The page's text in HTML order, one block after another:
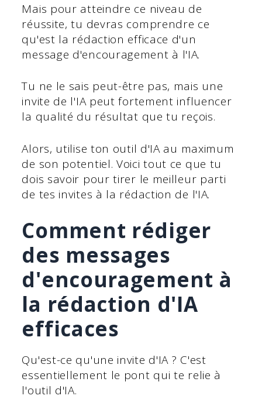
Mais pour atteindre ce niveau de
réussite, tu devras comprendre ce
qu'est la rédaction efficace d'un
message d'encouragement à l'IA.
Tu ne le sais peut-être pas, mais une
invite de l'IA peut fortement influencer
la qualité du résultat que tu reçois.
Alors, utilise ton outil d'IA au maximum
de son potentiel. Voici tout ce que tu
dois savoir pour tirer le meilleur parti
de tes invites à la rédaction de l'IA.
Comment rédiger
des messages
d'encouragement à
la rédaction d'IA
efficaces
Qu'est-ce qu'une invite d'IA ? C'est
essentiellement le pont qui te relie à
l'outil d'IA.